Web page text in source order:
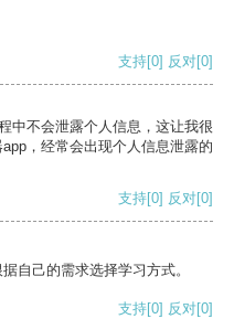
支持[0] 反对[0]
中不会泄露个人信息，这让我很
，经常会出现个人信息泄露的
支持[0] 反对[0]
自己的需求选择学习方式。
支持[0] 反对[0]